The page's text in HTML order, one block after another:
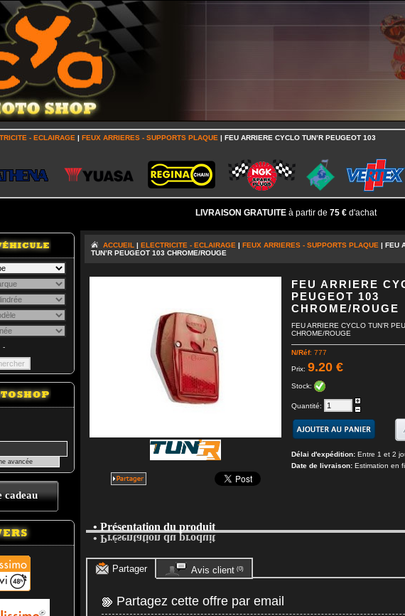
- ECLAIRAGE | FEUX ARRIERES - SUPPORTS PLAQUE | FEU ARRIERE CYCLO TUN’R PEUGEOT 103
LIVRAISON GRATUITEà partir de 75 €d'achat
-
cadeau
ACCUEIL | ELECTRICITE - ECLAIRAGE | FEUX ARRIERES - SUPPORTS PLAQUE | FEU
TUN’R PEUGEOT 103 CHROME/ROUGE
FEU ARRIERE
PEUGEOT 103
CHROME/ROUGE
FEU ARRIERE CYCLO TUN’R
CHROME/ROUGE
N/Réf: 777
Prix: 9.20 €
Stock:
Quantité:
Délai d'expédition: Entre 1 et 2
Date de livraison: Estimation en
• Présentation du produit
• Présentation du produit
Partager Avis client (0)
Partagez cette offre par email